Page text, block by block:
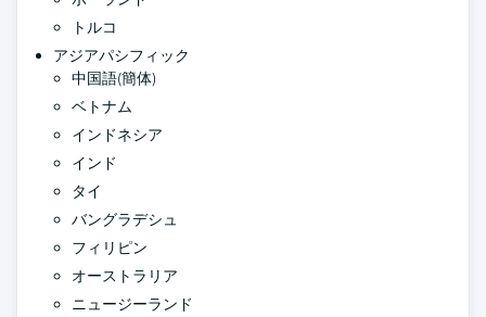
トルコ
アジアパシフィック
中国語(簡体)
ベトナム
インドネシア
インド
タイ
バングラデシュ
フィリピン
オーストラリア
ニュージーランド